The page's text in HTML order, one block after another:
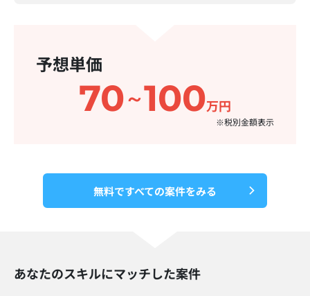
予想単価
70～100万円
※税別金額表示​
無料ですべての案件をみる
あなたのスキルにマッチした案件